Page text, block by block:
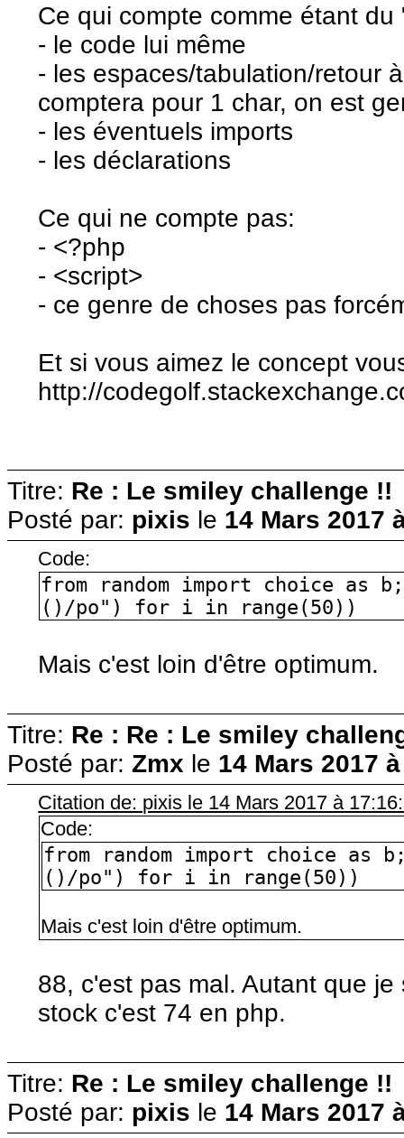
Ce qui compte comme étant du
- le code lui même
- les espaces/tabulation/retour
comptera pour 1 char, on est
- les éventuels imports
- les déclarations
Ce qui ne compte pas:
- <?php
- <script>
- ce genre de choses pas
Et si vous aimez le concept
http://
Titre: Re : Le smiley challenge !!
Posté par: pixis le 14 Mars 2017
Code:
from random import choice
()/po") for i in range(50))
Mais c'est loin d'être optimum.
Titre: Re : Re : Le smiley
Posté par: Zmx le 14 Mars 2017
Citation de: pixis le 14 Mars 2017 à
Code:
from random import choice
()/po") for i in range(50))
Mais c'est loin d'être optimum.
88, c'est pas mal. Autant que
stock c'est 74 en php.
Titre: Re : Le smiley challenge !!
Posté par: pixis le 14 Mars 2017